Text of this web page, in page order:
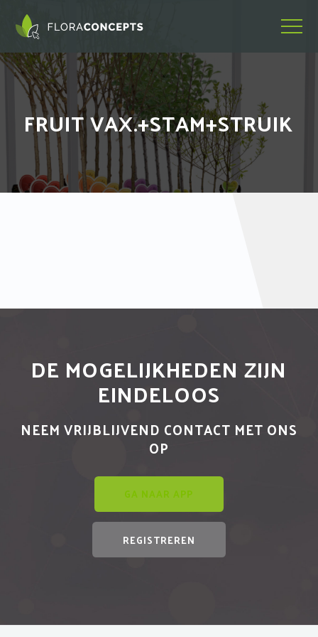
FRUIT VAX.+STAM+STRUIK
DE MOGELIJKHEDEN ZIJN
EINDELOOS
NEEM VRIJBLIJVEND CONTACT MET ONS
OP
GA NAAR APP
REGISTREREN